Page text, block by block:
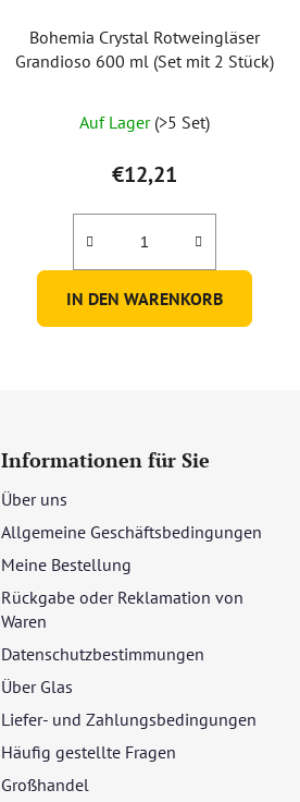
Bohemia Crystal Rotweingläser
Grandioso 600 ml (Set mit 2 Stück)
Auf Lager (>5 Set)
€12,21
IN DEN WARENKORB
Informationen für Sie
Über uns
Allgemeine Geschäftsbedingungen
Meine Bestellung
Rückgabe oder Reklamation von
Waren
Datenschutzbestimmungen
Über Glas
Liefer- und Zahlungsbedingungen
Häufig gestellte Fragen
Großhandel